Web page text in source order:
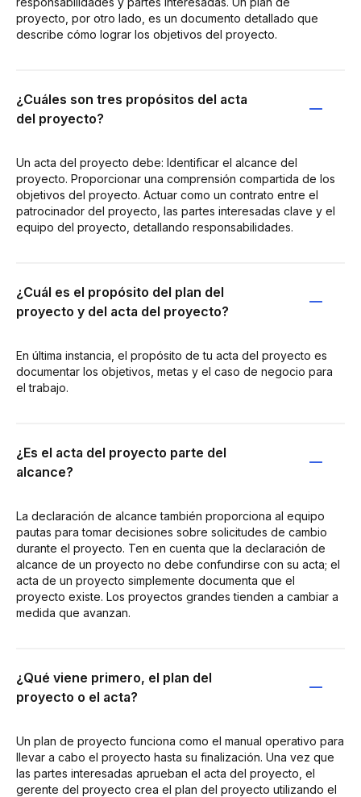
proyecto, por otro lado, es un documento detallado que
describe cómo lograr los objetivos del proyecto.
¿Cuáles son tres propósitos del acta
del proyecto?
Un acta del proyecto debe: Identificar el alcance del
proyecto. Proporcionar una comprensión compartida de los
objetivos del proyecto. Actuar como un contrato entre el
patrocinador del proyecto, las partes interesadas clave y el
equipo del proyecto, detallando responsabilidades.
¿Cuál es el propósito del plan del
proyecto y del acta del proyecto?
En última instancia, el propósito de tu acta del proyecto es
documentar los objetivos, metas y el caso de negocio para
el trabajo.
¿Es el acta del proyecto parte del
alcance?
La declaración de alcance también proporciona al equipo
pautas para tomar decisiones sobre solicitudes de cambio
durante el proyecto. Ten en cuenta que la declaración de
alcance de un proyecto no debe confundirse con su acta; el
acta de un proyecto simplemente documenta que el
proyecto existe. Los proyectos grandes tienden a cambiar a
medida que avanzan.
¿Qué viene primero, el plan del
proyecto o el acta?
Un plan de proyecto funciona como el manual operativo para
llevar a cabo el proyecto hasta su finalización. Una vez que
las partes interesadas aprueban el acta del proyecto, el
gerente del proyecto crea el plan del proyecto utilizando el